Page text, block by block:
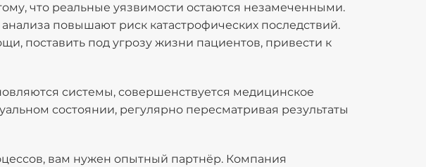
что реальные уязвимости остаются незамеченными.
повышают риск катастрофических последствий.
поставить под угрозу жизни пациентов, привести к
системы, совершенствуется медицинское
состоянии, регулярно пересматривая результаты
вам нужен опытный партнёр. Компания